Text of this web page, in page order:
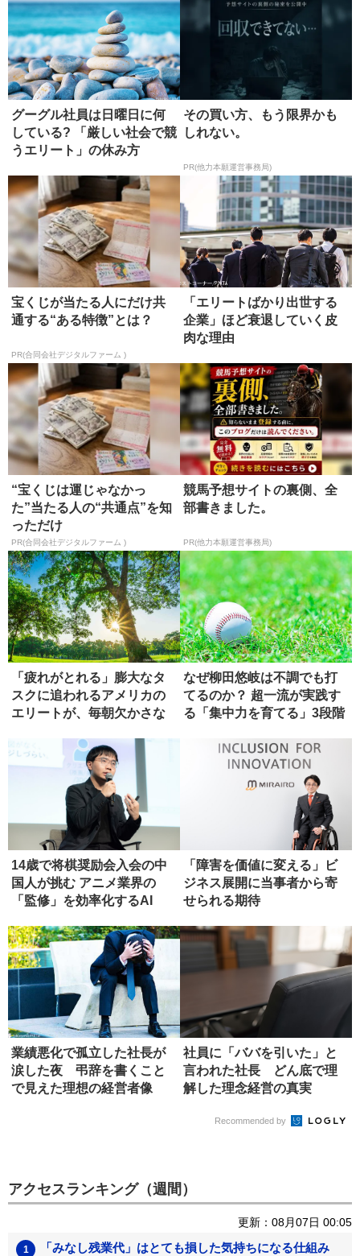
グーグル社員は日曜日に何
している? 「厳しい社会で競
うエリート」の休み方
その買い方、もう限界かも
しれない。
PR(他力本願運営事務局)
宝くじが当たる人にだけ共
通する“ある特徴”とは？
PR(合同会社デジタルファーム )
「エリートばかり出世する
企業」ほど衰退していく皮
肉な理由
“宝くじは運じゃなかっ
た”当たる人の“共通点”を知
っただけ
PR(合同会社デジタルファーム )
競馬予想サイトの裏側、全
部書きました。
PR(他力本願運営事務局)
「疲れがとれる」膨大なタ
スクに追われるアメリカの
エリートが、毎朝欠かさな
なぜ柳田悠岐は不調でも打
てるのか？ 超一流が実践す
る「集中力を育てる」3段階
14歳で将棋奨励会入会の中
国人が挑む アニメ業界の
「監修」を効率化するAI
「障害を価値に変える」ビ
ジネス展開に当事者から寄
せられる期待
業績悪化で孤立した社長が
涙した夜 弔辞を書くこと
で見えた理想の経営者像
社員に「ババを引いた」と
言われた社長 どん底で理
解した理念経営の真実
Recommended by
アクセスランキング（週間）
更新：08月07日 00:05
「みなし残業代」はとても損した気持ちになる仕組み